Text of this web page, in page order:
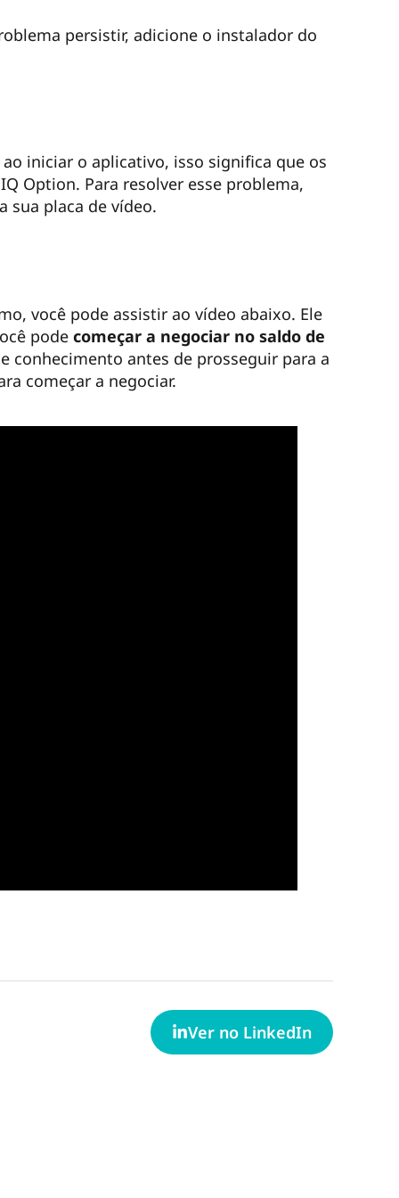
persistir, adicione o instalador do
iniciar o aplicativo, isso significa que os
Option. Para resolver esse problema,
sua placa de vídeo.
você pode assistir ao vídeo abaixo. Ele
pode começar a negociar no saldo de
conhecimento antes de prosseguir para a
começar a negociar.
Ver no LinkedIn